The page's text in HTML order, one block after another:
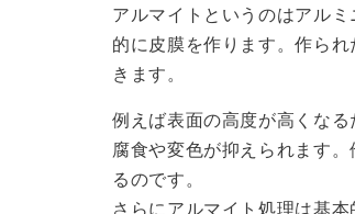
アルマイトというのはアル
的に皮膜を作ります。作ら
きます。
例えば表面の高度が高くな
腐食や変色が抑えられます
るのです。
さらにアルマイト処理は基